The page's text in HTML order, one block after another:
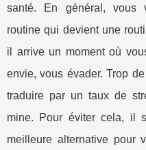
santé. En général, vous
routine qui devient une
il arrive un moment où
envie, vous évader. Trop
traduire par un taux de
mine. Pour éviter cela, il
meilleure alternative pour